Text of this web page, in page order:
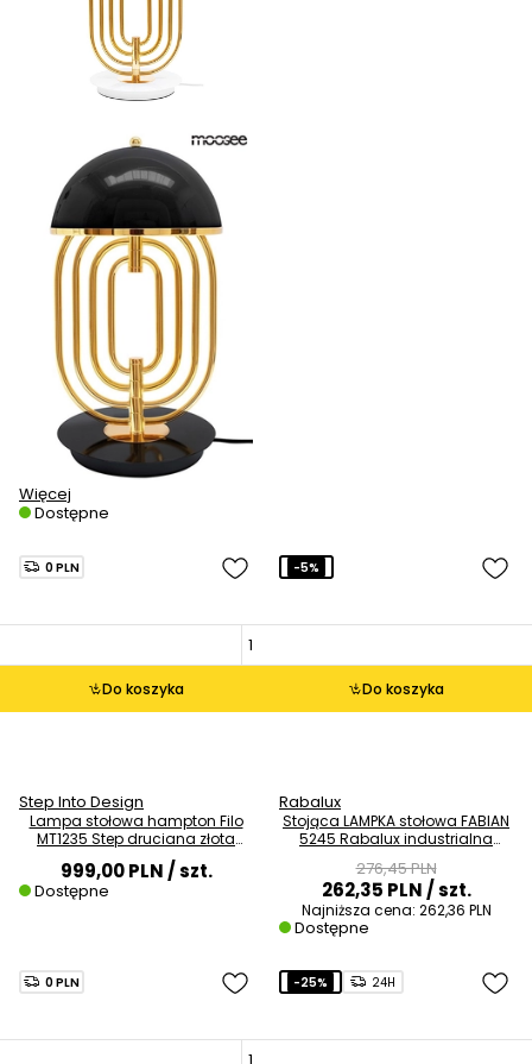
Więcej
Dostępne
Do koszyka
0 PLN
Step Into Design
Lampa stołowa hampton Filo
MT1235 Step druciana złota
999,00 PLN/ szt.
Dostępne
Do koszyka
-5%
Rabalux
Stojąca LAMPKA stołowa FABIAN
5245 Rabalux industrialna
276,45 PLN
262,35 PLN/ szt.
Najniższa cena: 262,36 PLN
Dostępne
0 PLN -25% 24H